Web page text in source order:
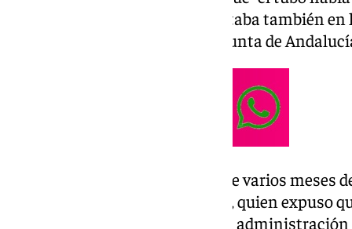
evidente, algo que, afirma, constaba también
servicio de conservación de la Junta de
“Ya lo venía avisando desde hace varios meses
importante”, lamentó el alcalde, quien expuso
comunicación constante con la